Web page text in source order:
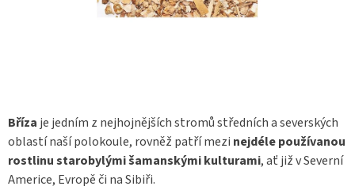
Břízaje jedním z nejhojnějších stromů středních a severských
oblastí naší polokoule, rovněž patří mezi nejdéle používanou
rostlinu starobylými šamanskými kulturami, ať již v Severní
Americe, Evropě či na Sibiři.